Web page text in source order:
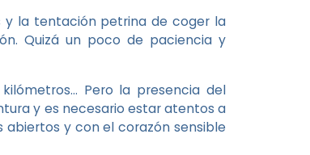
y la tentación petrina de coger la
Quizá un poco de paciencia y
Pero la presencia del
y es necesario estar atentos a
abiertos y con el corazón sensible